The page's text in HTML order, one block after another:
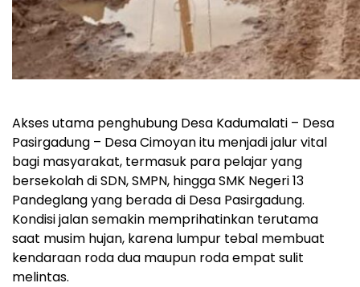
Akses utama penghubung Desa Kadumalati – Desa
Pasirgadung – Desa Cimoyan itu menjadi jalur vital
bagi masyarakat, termasuk para pelajar yang
bersekolah di SDN, SMPN, hingga SMK Negeri 13
Pandeglang yang berada di Desa Pasirgadung.
Kondisi jalan semakin memprihatinkan terutama
saat musim hujan, karena lumpur tebal membuat
kendaraan roda dua maupun roda empat sulit
melintas.